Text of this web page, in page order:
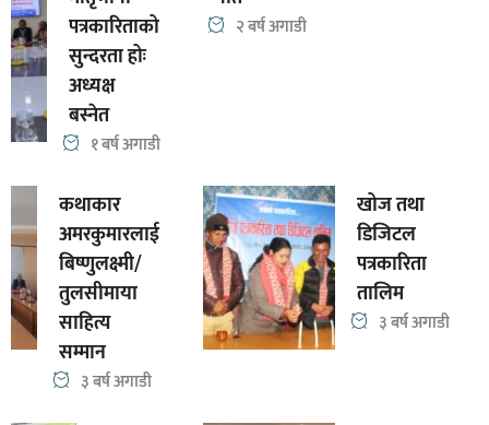
पत्रकारिताको
सुन्दरता होः
अध्यक्ष
बस्नेत
१ बर्ष अगाडी
२ बर्ष अगाडी
कथाकार
अमरकुमारलाई
बिष्णुलक्ष्मी/
तुलसीमाया
साहित्य
सम्मान
३ बर्ष अगाडी
खोज तथा
डिजिटल
पत्रकारिता
तालिम
३ बर्ष अगाडी